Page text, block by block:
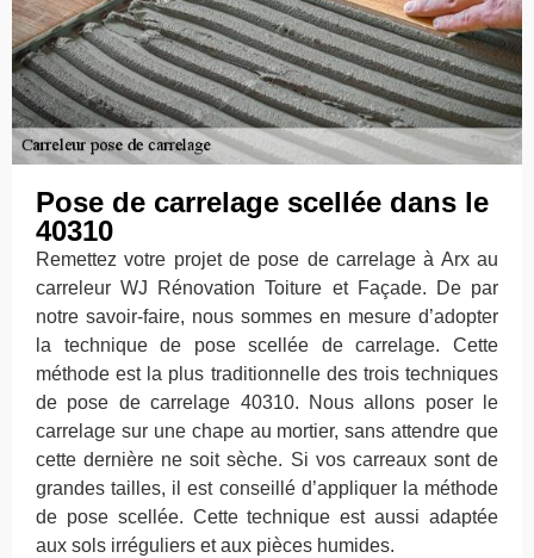
Pose de carrelage scellée dans le
40310
Remettez votre projet de pose de carrelage à Arx au
carreleur WJ Rénovation Toiture et Façade. De par
notre savoir-faire, nous sommes en mesure d’adopter
la technique de pose scellée de carrelage. Cette
méthode est la plus traditionnelle des trois techniques
de pose de carrelage 40310. Nous allons poser le
carrelage sur une chape au mortier, sans attendre que
cette dernière ne soit sèche. Si vos carreaux sont de
grandes tailles, il est conseillé d’appliquer la méthode
de pose scellée. Cette technique est aussi adaptée
aux sols irréguliers et aux pièces humides.